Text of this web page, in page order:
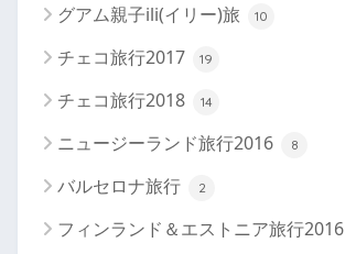
グアム親子ili(イリー)旅 10
チェコ旅行2017 19
チェコ旅行2018 14
ニュージーランド旅行2016 8
バルセロナ旅行 2
フィンランド＆エストニア旅行2016